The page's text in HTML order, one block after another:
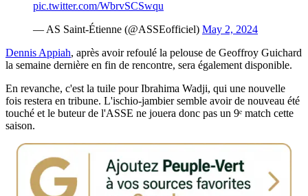
pic.twitter.com/WbrvSCSwqu
— AS Saint-Étienne (@ASSEofficiel) May 2, 2024
Dennis Appiah, après avoir refoulé la pelouse de Geoffroy Guichard
la semaine dernière en fin de rencontre, sera également disponible.
En revanche, c'est la tuile pour Ibrahima Wadji, qui une nouvelle
fois restera en tribune. L'ischio-jambier semble avoir de nouveau été
touché et le buteur de l'ASSE ne jouera donc pas un 9ᵉ match cette
saison.